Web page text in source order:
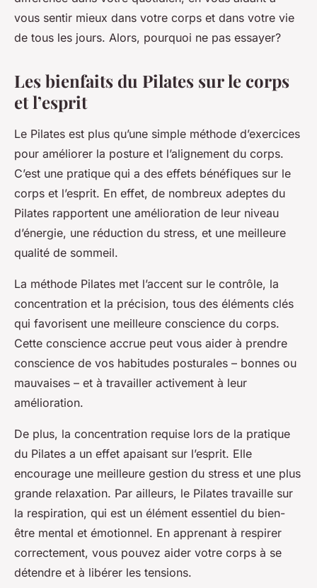
vous sentir mieux dans votre corps et dans votre vie
de tous les jours. Alors, pourquoi ne pas essayer?
Les bienfaits du Pilates sur le corps
et l’esprit
Le Pilates est plus qu’une simple méthode d’exercices
pour améliorer la posture et l’alignement du corps.
C’est une pratique qui a des effets bénéfiques sur le
corps et l’esprit. En effet, de nombreux adeptes du
Pilates rapportent une amélioration de leur niveau
d’énergie, une réduction du stress, et une meilleure
qualité de sommeil.
La méthode Pilates met l’accent sur le contrôle, la
concentration et la précision, tous des éléments clés
qui favorisent une meilleure conscience du corps.
Cette conscience accrue peut vous aider à prendre
conscience de vos habitudes posturales – bonnes ou
mauvaises – et à travailler activement à leur
amélioration.
De plus, la concentration requise lors de la pratique
du Pilates a un effet apaisant sur l’esprit. Elle
encourage une meilleure gestion du stress et une plus
grande relaxation. Par ailleurs, le Pilates travaille sur
la respiration, qui est un élément essentiel du bien-
être mental et émotionnel. En apprenant à respirer
correctement, vous pouvez aider votre corps à se
détendre et à libérer les tensions.